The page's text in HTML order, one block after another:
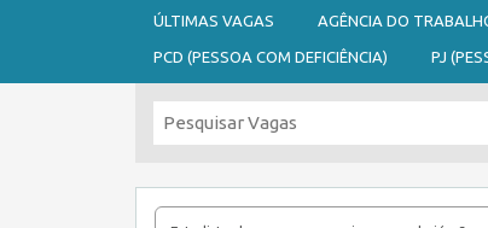
ÚLTIMAS VAGAS AGÊNCIA DO
PCD (PESSOA COM DEFICIÊNCIA) PJ